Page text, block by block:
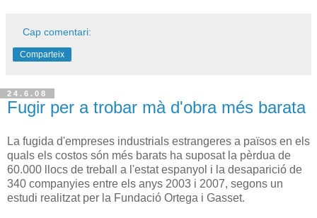
Cap comentari:
Comparteix
24.6.08
Fugir per a trobar mà d'obra més barata
La fugida d'empreses industrials estrangeres a països en els
quals els costos són més barats ha suposat la pèrdua de
60.000 llocs de treball a l'estat espanyol i la desaparició de
340 companyies entre els anys 2003 i 2007, segons un
estudi realitzat per la Fundació Ortega i Gasset.